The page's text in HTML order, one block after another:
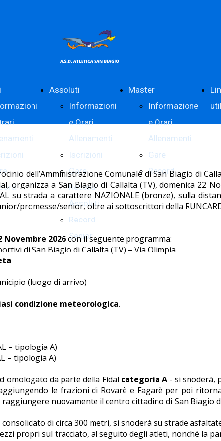
Assoluti
Informazioni
e Orari
Allenamenti
Iscrizioni
Gare
Record
Assoluti
Record
Senior
Master
Informazione
e Orari
Allenamenti
Gare
Record
dell’Amministrazione Comunale di San Biagio di
organizza a San Biagio di Callalta (TV), domenica 22
su strada a carattere NAZIONALE (bronze), sulla
promesse/senior, oltre ai sottoscrittori della
Novembre 2026con il seguente programma:
di San Biagio di Callalta (TV) – Via Olimpia
(luogo di arrivo)
condizione meteorologica.
– tipologia A)
– tipologia A)
omologato da parte della Fidal categoria A - si snoderà,
le frazioni di Rovarè e Fagarè per poi
nuovamente il centro cittadino di San Biagio
di circa 300 metri, si snoderà su strade
propri sul tracciato, al seguito degli atleti, nonché la